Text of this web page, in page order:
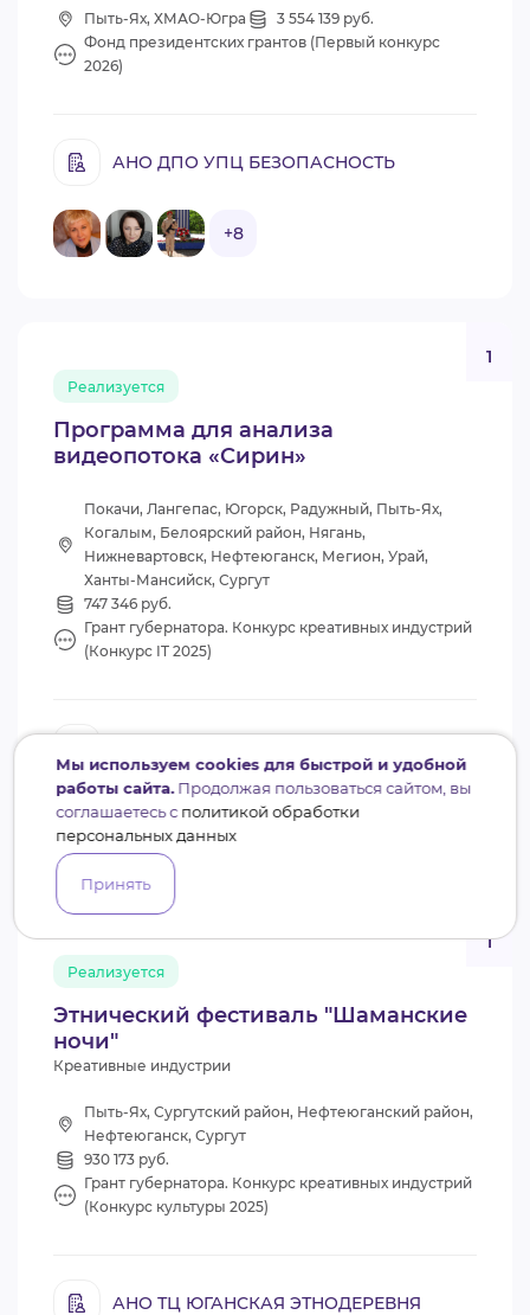
Пыть-Ях, ХМАО-Югра
3 554 139 руб.
Фонд президентских грантов (Первый конкурс
2026)
АНО ДПО УПЦ БЕЗОПАСНОСТЬ
+8
Программа для анализа
видеопотока «Сирин»
Реализуется
1
Покачи, Лангепас, Югорск, Радужный, Пыть-Ях,
Когалым, Белоярский район, Нягань,
Нижневартовск, Нефтеюганск, Мегион, Урай,
Ханты-Мансийск, Сургут
747 346 руб.
Грант губернатора. Конкурс креативных индустрий
(Конкурс IT 2025)
Этнический фестиваль "Шаманские
ночи"
Реализуется
1
Креативные индустрии
Пыть-Ях, Сургутский район, Нефтеюганский район,
Нефтеюганск, Сургут
930 173 руб.
Грант губернатора. Конкурс креативных индустрий
(Конкурс культуры 2025)
АНО ТЦ ЮГАНСКАЯ ЭТНОДЕРЕВНЯ
Мы используем cookies для быстрой и удобной
работы сайта.Продолжая пользоваться сайтом, вы
соглашаетесь сполитикой обработки
персональных данных
Принять